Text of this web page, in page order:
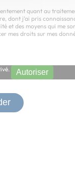
quant au
dont j’ai pris
et des moyens qui me
mes droits sur mes
Autoriser